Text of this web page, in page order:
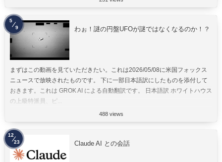
わぉ！謎の円盤UFOが謎ではなくなるのか！？
まずはこの動画を見ていただきたい。これは2026/05/08に米国フォックス
ニュースで放映されたものです。 下に一部日本語訳にしたものを添付して
おきます。これは GROK AI による自動翻訳です。 日本語訳 ホワイトハウス
の上級特派員、ピ...
488 views
5
9
Claude AI との会話
12
23